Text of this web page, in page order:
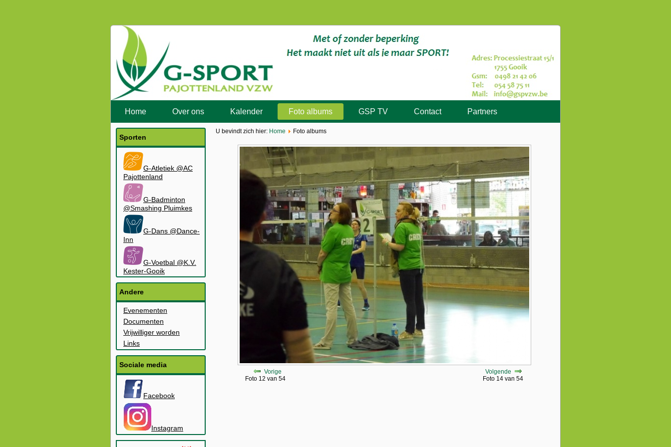
Home Over ons Kalender Foto albums GSP TV Contact Partners
Sporten
G-Atletiek @AC
Pajottenland
G-Badminton
@Smashing Pluimkes
G-Dans @Dance-
Inn
G-Voetbal @K.V.
Kester-Gooik
Andere
Evenementen
Documenten
Vrijwilliger worden
Links
Sociale media
Facebook
Instagram
U bevindt zich hier: Home Foto albums
Vorige
Foto 12 van 54
Volgende
Foto 14 van 54